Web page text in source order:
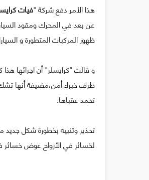
هذا الأمر دفع شركة "فيات
عن بعد في المحرك ومقود
ظهور المركبات المتطورة و
و قالت "كرايسلر" أن اجرائها
تحمد عقباها.
تحذير وتنبيه بخطورة شكل جديد
لخسائر في الأرواح عوض خسائر